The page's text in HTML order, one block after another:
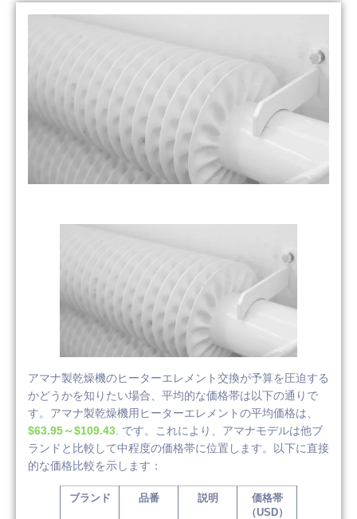
アマナ製乾燥機のヒーターエレメント交換が予算を圧迫する
かどうかを知りたい場合、平均的な価格帯は以下の通りで
す。アマナ製乾燥機用ヒーターエレメントの平均価格は、
$63.95～$109.43 . です。これにより、アマナモデルは他ブ
ランドと比較して中程度の価格帯に位置します。以下に直接
的な価格比較を示します：
ブランド 品番 説明
価格帯
（USD）